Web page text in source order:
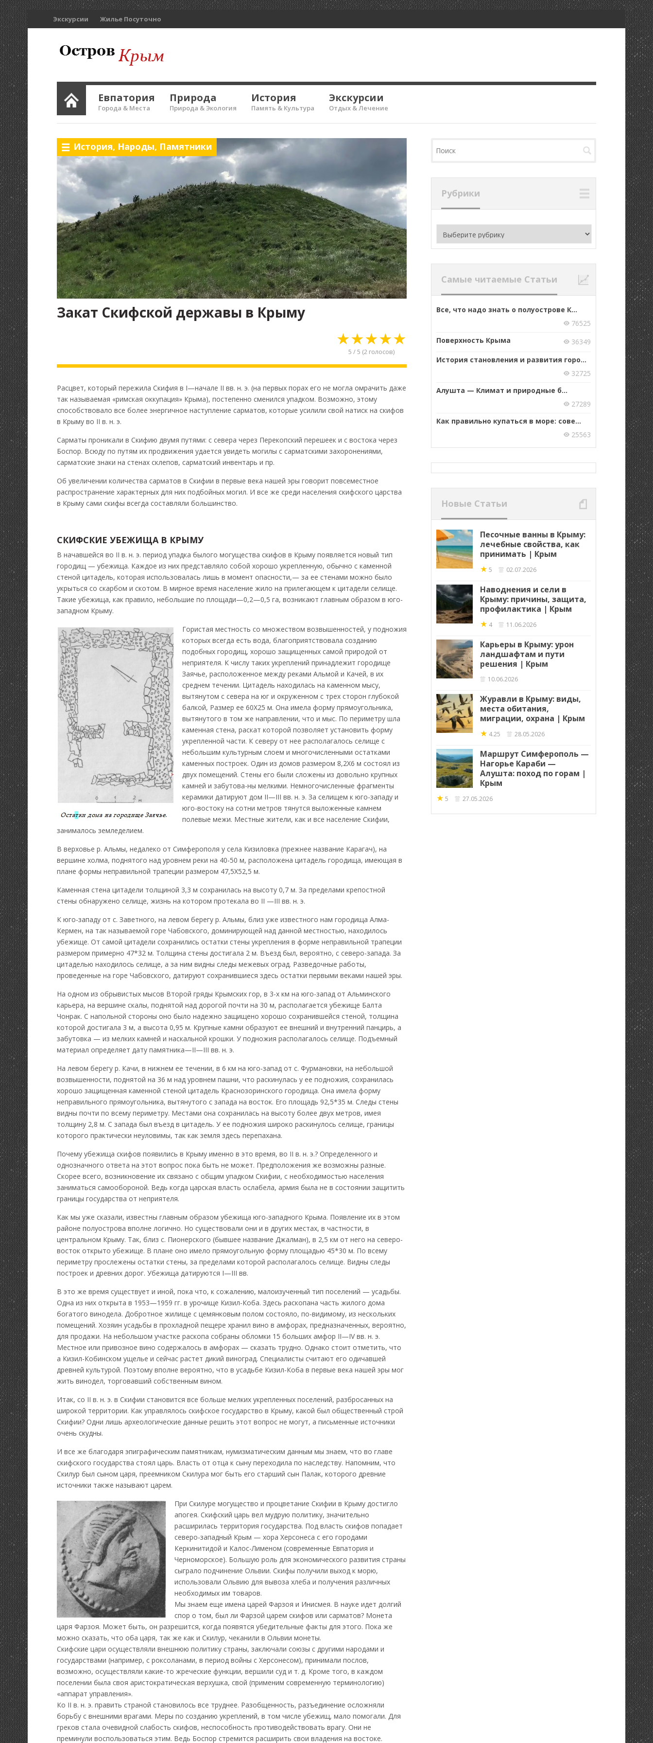
Экскурсии Жилье Посуточно
Евпатория
Города & Места
Природа
Природа & Экология
История
Память & Культура
Экскурсии
Отдых & Лечение
История, Народы, Памятники
Закат Скифской державы в Крыму
★★★★★
5 /5 (2 голосов)
Расцвет, который пережила Скифия в I—начале II вв. н. э. (на первых порах его не могла омрачить даже
так называемая «римская оккупация» Крыма), постепенно сменился упадком. Возможно, этому
способствовало все более энергичное наступление сарматов, которые усилили свой натиск на скифов
в Крыму во II в. н. э.
Сарматы проникали в Скифию двумя путями: с севера через Перекопский перешеек и с востока через
Боспор. Всюду по путям их продвижения удается увидеть могилы с сарматскими захоронениями,
сарматские знаки на стенах склепов, сарматский инвентарь и пр.
Об увеличении количества сарматов в Скифии в первые века нашей эры говорит повсеместное
распространение характерных для них подбойных могил. И все же среди населения скифского царства
в Крыму сами скифы всегда составляли большинство.
СКИФСКИЕ УБЕЖИЩА В КРЫМУ
В начавшейся во II в. н. э. период упадка былого могущества скифов в Крыму появляется новый тип
городищ — убежища. Каждое из них представляло собой хорошо укрепленную, обычно с каменной
стеной цитадель, которая использовалась лишь в момент опасности,— за ее стенами можно было
укрыться со скарбом и скотом. В мирное время население жило на прилегающем к цитадели селище.
Такие убежища, как правило, небольшие по площади—0,2—0,5 га, возникают главным образом в юго-
западном Крыму.
Гористая местность со множеством возвышенностей, у подножия
которых всегда есть вода, благоприятствовала созданию
подобных городищ, хорошо защищенных самой природой от
неприятеля. К числу таких укреплений принадлежит городище
Заячье, расположенное между реками Альмой и Качей, в их
среднем течении. Цитадель находилась на каменном мысу,
вытянутом с севера на юг и окруженном с трех сторон глубокой
балкой, Размер ее 60X25 м. Она имела форму прямоугольника,
вытянутого в том же направлении, что и мыс. По периметру шла
каменная стена, раскат которой позволяет установить форму
укрепленной части. К северу от нее располагалось селище с
небольшим культурным слоем и многочисленными остатками
каменных построек. Один из домов размером 8,2X6 м состоял из
двух помещений. Стены его были сложены из довольно крупных
камней и забутова-ны мелкими. Немногочисленные фрагменты
керамики датируют дом II—III вв. н. э. За селищем к юго-западу и
юго-востоку на сотни метров тянутся выложенные камнем
полевые межи. Местные жители, как и все население Скифии,
занималось земледелием.
В верховье р. Альмы, недалеко от Симферополя у села Кизиловка (прежнее название Карагач), на
вершине холма, поднятого над уровнем реки на 40-50 м, расположена цитадель городища, имеющая в
плане формы неправильной трапеции размером 47,5X52,5 м.
Каменная стена цитадели толщиной 3,3 м сохранилась на высоту 0,7 м. За пределами крепостной
стены обнаружено селище, жизнь на котором протекала во II —III вв. н. э.
К юго-западу от с. Заветного, на левом берегу р. Альмы, близ уже известного нам городища Алма-
Кермен, на так называемой горе Чабовского, доминирующей над данной местностью, находилось
убежище. От самой цитадели сохранились остатки стены укрепления в форме неправильной трапеции
размером примерно 47*32 м. Толщина стены достигала 2 м. Въезд был, вероятно, с северо-запада. За
цитаделью находилось селище, а за ним видны следы межевых оград. Разведочные работы,
проведенные на горе Чабовского, датируют сохранившиеся здесь остатки первыми веками нашей эры.
На одном из обрывистых мысов Второй гряды Крымских гор, в 3-х км на юго-запад от Альминского
карьера, на вершине скалы, поднятой над дорогой почти на 30 м, располагается убежище Балта
Чонрак. С напольной стороны оно было надежно защищено хорошо сохранившейся стеной, толщина
которой достигала 3 м, а высота 0,95 м. Крупные камни образуют ее внешний и внутренний панцирь, а
забутовка — из мелких камней и наскальной крошки. У подножия располагалось селище. Подъемный
материал определяет дату памятника—II—III вв. н. э.
На левом берегу р. Качи, в нижнем ее течении, в 6 км на юго-запад от с. Фурмановки, на небольшой
возвышенности, поднятой на 36 м над уровнем пашни, что раскинулась у ее подножия, сохранилась
хорошо защищенная каменной стеной цитадель Краснозоринского городища. Она имела форму
неправильного прямоугольника, вытянутого с запада на восток. Его площадь 92,5*35 м. Следы стены
видны почти по всему периметру. Местами она сохранилась на высоту более двух метров, имея
толщину 2,8 м. С запада был въезд в цитадель. У ее подножия широко раскинулось селище, границы
которого практически неуловимы, так как земля здесь перепахана.
Почему убежища скифов появились в Крыму именно в это время, во II в. н. э.? Определенного и
однозначного ответа на этот вопрос пока быть не может. Предположения же возможны разные.
Скорее всего, возникновение их связано с общим упадком Скифии, с необходимостью населения
заниматься самообороной. Ведь когда царская власть ослабела, армия была не в состоянии защитить
границы государства от неприятеля.
Как мы уже сказали, известны главным образом убежища юго-западного Крыма. Появление их в этом
районе полуострова вполне логично. Но существовали они и в других местах, в частности, в
центральном Крыму. Так, близ с. Пионерского (бывшее название Джалман), в 2,5 км от него на северо-
восток открыто убежище. В плане оно имело прямоугольную форму площадью 45*30 м. По всему
периметру прослежены остатки стены, за пределами которой располагалось селище. Видны следы
построек и древних дорог. Убежища датируются I—III вв.
В это же время существует и иной, пока что, к сожалению, малоизученный тип поселений — усадьбы.
Одна из них открыта в 1953—1959 гг. в урочище Кизил-Коба. Здесь раскопана часть жилого дома
богатого винодела. Добротное жилище с цемянковым полом состояло, по-видимому, из нескольких
помещений. Хозяин усадьбы в прохладной пещере хранил вино в амфорах, предназначенных, вероятно,
для продажи. На небольшом участке раскопа собраны обломки 15 больших амфор II—IV вв. н. э.
Местное или привозное вино содержалось в амфорах — сказать трудно. Однако стоит отметить, что
а Кизил-Кобинском ущелье и сейчас растет дикий виноград. Специалисты считают его одичавшей
древней культурой. Поэтому вполне вероятно, что в усадьбе Кизил-Коба в первые века нашей эры мог
жить винодел, торговавший собственным вином.
Итак, со II в. н. э. в Скифии становится все больше мелких укрепленных поселений, разбросанных на
широкой территории. Как управлялось скифское государство в Крыму, какой был общественный строй
Скифии? Одни лишь археологические данные решить этот вопрос не могут, а письменные источники
очень скудны.
И все же благодаря эпиграфическим памятникам, нумизматическим данным мы знаем, что во главе
скифского государства стоял царь. Власть от отца к сыну переходила по наследству. Напомним, что
Скилур был сыном царя, преемником Скилура мог быть его старший сын Палак, которого древние
источники также называют царем.
При Скилуре могущество и процветание Скифии в Крыму достигло
апогея. Скифский царь вел мудрую политику, значительно
расширилась территория государства. Под власть скифов попадает
северо-западный Крым — хора Херсонеса с его городами
Керкинитидой и Калос-Лименом (современные Евпатория и
Черноморское). Большую роль для экономического развития страны
сыграло подчинение Ольвии. Скифы получили выход к морю,
использовали Ольвию для вывоза хлеба и получения различных
необходимых им товаров.
Мы знаем еще имена царей Фарзоя и Инисмея. В науке идет долгий
спор о том, был ли Фарзой царем скифов или сарматов? Монета
царя Фарзоя. Может быть, он разрешится, когда появятся убедительные факты для этого. Пока же
можно сказать, что оба царя, так же как и Скилур, чеканили в Ольвии монеты.
Скифские цари осуществляли внешнюю политику страны, заключали союзы с другими народами и
государствами (например, с роксоланами, в период войны с Херсонесом), принимали послов,
возможно, осуществляли какие-то жреческие функции, вершили суд и т. д. Кроме того, в каждом
поселении была своя аристократическая верхушка, свой (применим современную терминологию)
«аппарат управления».
Ко II в. н. э. править страной становилось все труднее. Разобщенность, разъединение осложняли
борьбу с внешними врагами. Меры по созданию укреплений, в том числе убежищ, мало помогали. Для
греков стала очевидной слабость скифов, неспособность противодействовать врагу. Они не
преминули воспользоваться этим. Ведь Боспор стремится расширить свои владения на востоке.
Рубрики
Рубрики
Самые читаемые Статьи
Все, что надо знать о полуострове К...
76525
Поверхность Крыма
36349
История становления и развития горо...
32725
Алушта — Климат и природные б...
27289
Как правильно купаться в море: сове...
25563
Новые Статьи
Песочные ванны в Крыму:
лечебные свойства, как
принимать | Крым
★ 5 02.07.2026
Наводнения и сели в
Крыму: причины, защита,
профилактика | Крым
★ 4 11.06.2026
Карьеры в Крыму: урон
ландшафтам и пути
решения | Крым
10.06.2026
Журавли в Крыму: виды,
места обитания,
миграции, охрана | Крым
★ 4.25 28.05.2026
Маршрут Симферополь —
Нагорье Караби —
Алушта: поход по горам |
Крым
★ 5 27.05.2026